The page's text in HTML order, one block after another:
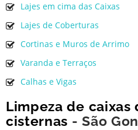
Lajes em cima das Caixas
Lajes de Coberturas
Cortinas e Muros de Arrimo
Varanda e Terraços
Calhas e Vigas
Limpeza de caixas
cisternas - São